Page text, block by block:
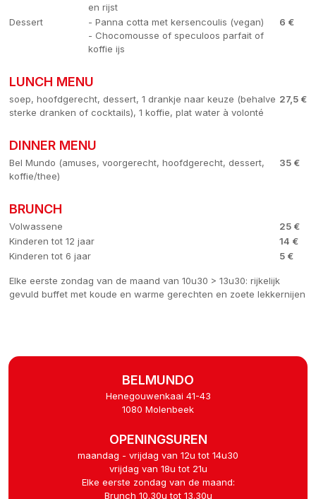
en rijst
Dessert
- Panna cotta met kersencoulis (vegan)
- Chocomousse of speculoos parfait of
koffie ijs
6 €
LUNCH MENU
soep, hoofdgerecht, dessert, 1 drankje naar keuze (behalve
sterke dranken of cocktails), 1 koffie, plat water à volonté
27,5 €
DINNER MENU
Bel Mundo (amuses, voorgerecht, hoofdgerecht, dessert,
koffie/thee)
35 €
BRUNCH
Volwassene
25 €
Kinderen tot 12 jaar
14 €
Kinderen tot 6 jaar
5 €
Elke eerste zondag van de maand van 10u30 > 13u30: rijkelijk
gevuld buffet met koude en warme gerechten en zoete lekkernijen
BELMUNDO
Henegouwenkaai 41-43
1080 Molenbeek
OPENINGSUREN
maandag - vrijdag van 12u tot 14u30
vrijdag van 18u tot 21u
Elke eerste zondag van de maand:
Brunch 10.30u tot 13.30u